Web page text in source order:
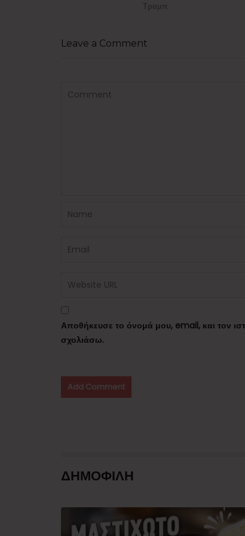
Leave a Comment
Αποθήκευσε το όνομά μου, email, και τον
σχολιάσω.
ΔΗΜΟΦΙΛΗ